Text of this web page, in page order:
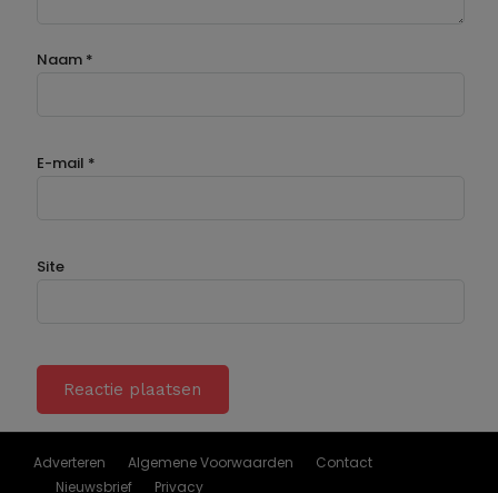
Naam *
E-mail *
Site
Adverteren Algemene Voorwaarden
Contact
Nieuwsbrief
Privacy